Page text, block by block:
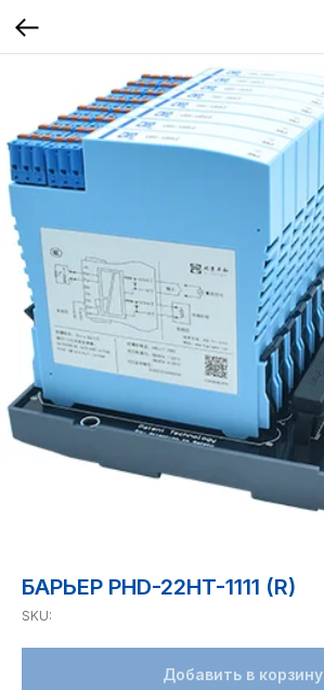
БАРЬЕР PHD-22HT-1111 (R)
SKU:
Добавить в корзину